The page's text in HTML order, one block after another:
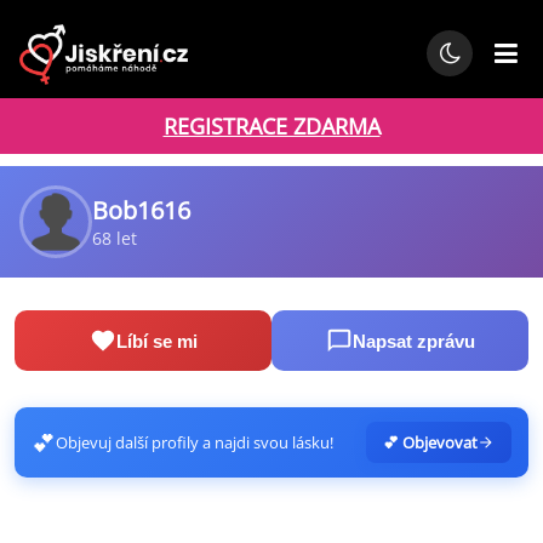
REGISTRACE ZDARMA
Bob1616
68 let
Líbí se mi Napsat zprávu
💕Objevuj další profily a najdi svou lásku! 💕 Objevovat